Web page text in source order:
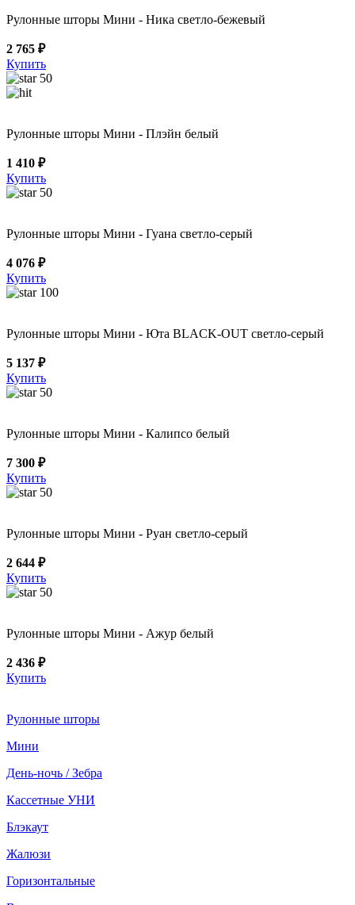
Рулонные шторы Мини - Ника светло-бежевый
2 765 ₽
Купить
50
Рулонные шторы Мини - Плэйн белый
1 410 ₽
Купить
50
Рулонные шторы Мини - Гуана светло-серый
4 076 ₽
Купить
100
Рулонные шторы Мини - Юта BLACK-OUT светло-серый
5 137 ₽
Купить
50
Рулонные шторы Мини - Калипсо белый
7 300 ₽
Купить
50
Рулонные шторы Мини - Руан светло-серый
2 644 ₽
Купить
50
Рулонные шторы Мини - Ажур белый
2 436 ₽
Купить
Рулонные шторы
Мини
День-ночь / Зебра
Кассетные УНИ
Блэкаут
Жалюзи
Горизонтальные